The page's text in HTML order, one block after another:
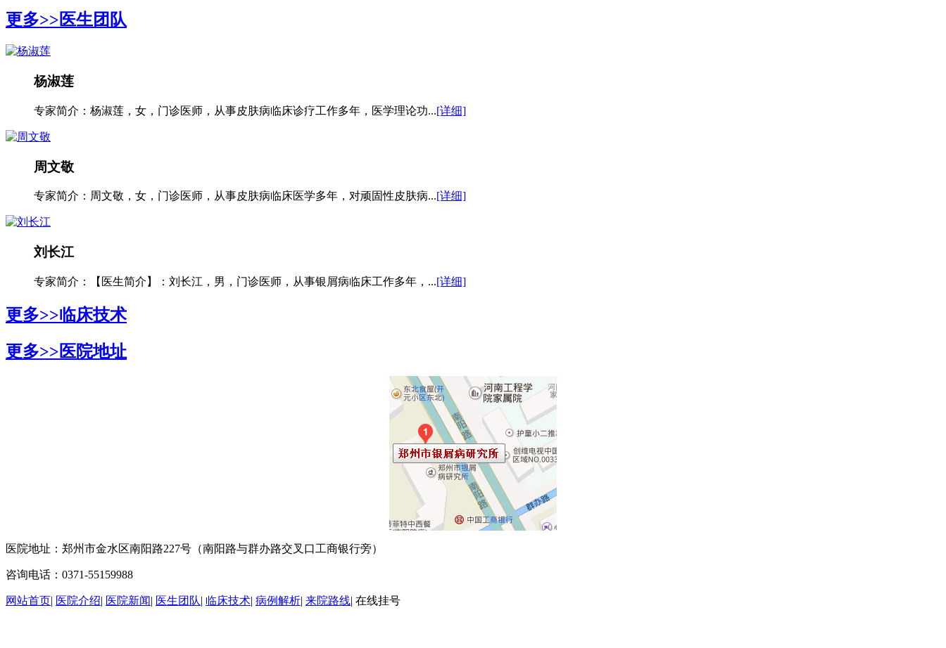
更多>>医生团队
杨淑莲
专家简介：杨淑莲，女，门诊医师，从事皮肤病临床诊疗工作多年，医学理论功...[详细]
周文敬
专家简介：周文敬，女，门诊医师，从事皮肤病临床医学多年，对顽固性皮肤病...[详细]
刘长江
专家简介：【医生简介】：刘长江，男，门诊医师，从事银屑病临床工作多年，...[详细]
更多>>临床技术
更多>>医院地址
医院地址：郑州市金水区南阳路227号（南阳路与群办路交叉口工商银行旁）
咨询电话：0371-55159988
网站首页 医院介绍 医院新闻 医生团队 临床技术 病例解析 来院路线 在线挂号